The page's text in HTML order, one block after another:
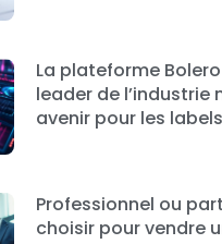
La plateforme
leader de l’industrie
avenir pour les
Professionnel ou
choisir pour vendre